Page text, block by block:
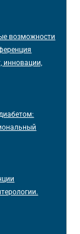
возможности
инновации,